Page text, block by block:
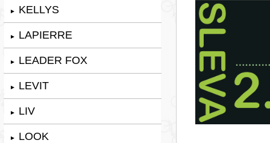
► KELLYS
► LAPIERRE
► LEADER FOX
► LEVIT
► LIV
► LOOK